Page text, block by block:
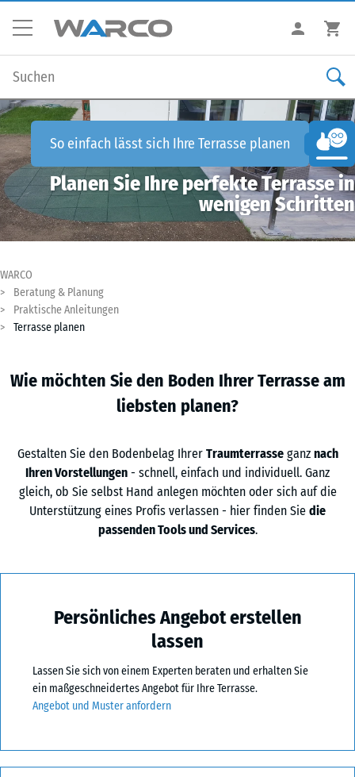
So einfach lässt sich Ihre Terrasse planen
Planen Sie Ihre perfekte Terrasse in
wenigen Schritten
WARCO
Beratung & Planung
Praktische Anleitungen
Terrasse planen
Wie möchten Sie den Boden Ihrer Terrasse am
liebsten planen?
Gestalten Sie den Bodenbelag Ihrer Traumterrasseganz nach
Ihren Vorstellungen - schnell, einfach und individuell. Ganz
gleich, ob Sie selbst Hand anlegen möchten oder sich auf die
Unterstützung eines Profis verlassen - hier finden Sie die
passenden Tools und Services.
Persönliches Angebot erstellen
lassen
Lassen Sie sich von einem Experten beraten und erhalten Sie
ein maßgeschneidertes Angebot für Ihre Terrasse.
Angebot und Muster anfordern